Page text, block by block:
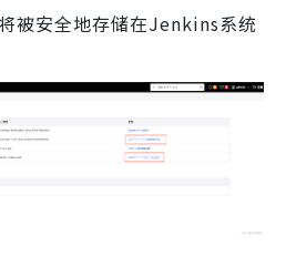
被安全地存储在Jenkins系统